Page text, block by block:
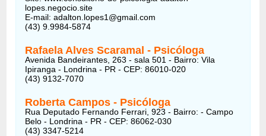
lopes.negocio.site
E-mail: adalton.lopes1@gmail.com
(43) 9.9984-5874
Rafaela Alves Scaramal - Psicóloga
Avenida Bandeirantes, 263 - sala 501 - Bairro: Vila
Ipiranga - Londrina - PR - CEP: 86010-020
(43) 9132-7070
Roberta Campos - Psicóloga
Rua Deputado Fernando Ferrari, 923 - Bairro: - Campo
Belo - Londrina - PR - CEP: 86062-030
(43) 3347-5214